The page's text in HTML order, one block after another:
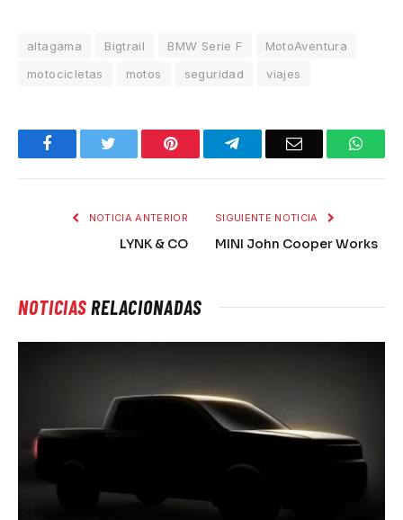
altagama Bigtrail BMW Serie F
MotoAventura
motocicletas
motos seguridad viajes
Facebook Pinterest TelegramEmail
NOTICIA ANTERIOR
LYNK & CO
SIGUIENTE NOTICIA
MINI John Cooper Works
NOTICIASRELACIONADAS